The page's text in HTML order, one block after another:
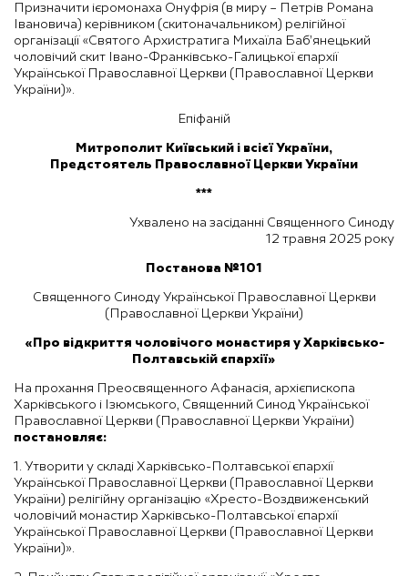
Призначити ієромонаха Онуфрія (в миру – Петрів Романа
Івановича) керівником (скитоначальником) релігійної
організації «Святого Архистратига Михаїла Баб’янецький
чоловічий скит Івано-Франківсько-Галицької єпархії
Української Православної Церкви (Православної Церкви
України)».
Епіфаній
Митрополит Київський і всієї України,
Предстоятель Православної Церкви України
***
Ухвалено на засіданні Священного Синоду
12 травня 2025 року
Постанова №101
Священного Синоду Української Православної Церкви
(Православної Церкви України)
« Про відкриття чоловічого монастиря у Харківсько-
Полтавській єпархії»
На прохання Преосвященного Афанасія, архієпископа
Харківського і Ізюмського, Священний Синод Української
Православної Церкви (Православної Церкви України)
постановляє:
1. Утворити у складі Харківсько-Полтавської єпархії
Української Православної Церкви (Православної Церкви
України) релігійну організацію «Хресто-Воздвиженський
чоловічий монастир Харківсько-Полтавської єпархії
Української Православної Церкви (Православної Церкви
України)».